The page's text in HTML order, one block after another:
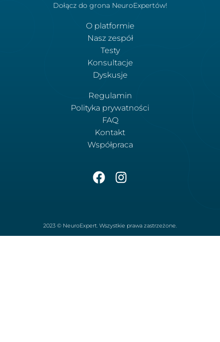
Dołącz do grona NeuroExpertów!
O platformie
Nasz zespół
Testy
Konsultacje
Dyskusje
Regulamin
Polityka prywatności
FAQ
Kontakt
Współpraca
2023 © NeuroExpert. Wszystkie prawa zastrzeżone.